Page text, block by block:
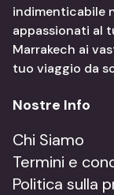
indimenticabile
appassionati al
Marrakech ai
tuo viaggio da
Nostre Info
Chi Siamo
Termini e
Politica sulla